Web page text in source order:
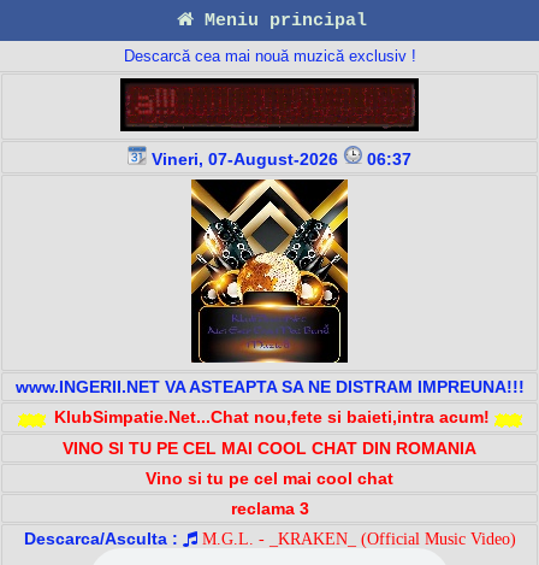
Meniu principal
Descarcă cea mai nouă muzică exclusiv !
Vineri, 07-August-2026 06:37
www.INGERII.NET VA ASTEAPTA SA NE DISTRAM IMPREUNA!!!
KlubSimpatie.Net...Chat nou,fete si baieti,intra acum!
VINO SI TU PE CEL MAI COOL CHAT DIN ROMANIA
Vino si tu pe cel mai cool chat
reclama 3
Descarca/Asculta :
M.G.L. - _KRAKEN_ (Official Music Video)